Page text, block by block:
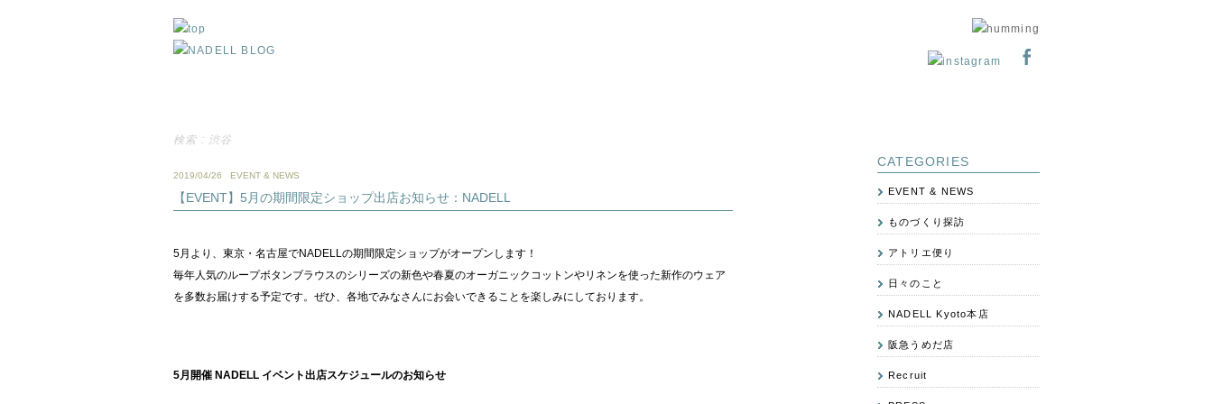
検索 : 渋谷
2019/04/26 EVENT & NEWS
【EVENT】5月の期間限定ショップ出店お知らせ：NADELL
5月より、東京・名古屋でNADELLの期間限定ショップがオープンします！
毎年人気のループボタンブラウスのシリーズの新色や春夏のオーガニックコットンやリネンを使った新作のウェア
を多数お届けする予定です。ぜひ、各地でみなさんにお会いできることを楽しみにしております。
5月開催 NADELL イベント出店スケジュールのお知らせ
CATEGORIES
EVENT & NEWS
ものづくり探訪
アトリエ便り
日々のこと
NADELL Kyoto本店
阪急うめだ店
Recruit